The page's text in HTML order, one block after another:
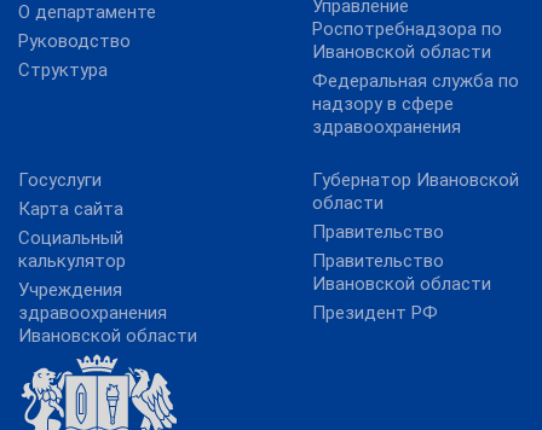
О департаменте
Руководство
Структура
Управление
Роспотребнадзора по
Ивановской области
Федеральная служба по
надзору в сфере
здравоохранения
Госуслуги
Карта сайта
Социальный
калькулятор
Учреждения
здравоохранения
Ивановской области
Губернатор Ивановской
области
Правительство
Правительство
Ивановской области
Президент РФ